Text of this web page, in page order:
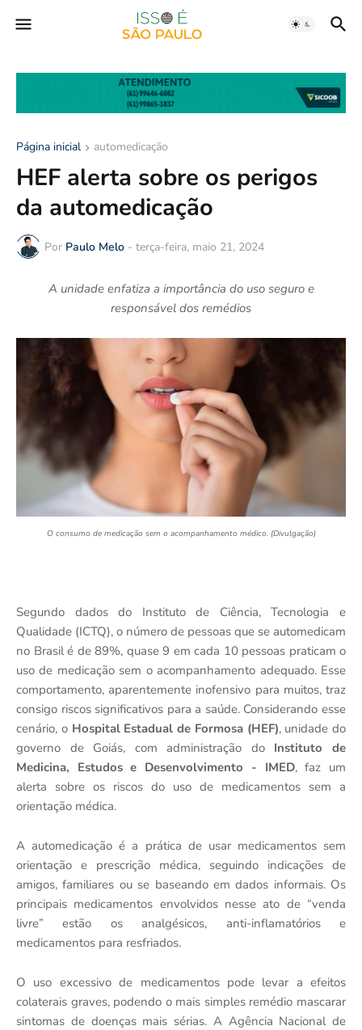
Página inicial automedicação
HEF alerta sobre os perigos
da automedicação
Por Paulo Melo - terça-feira, maio 21, 2024
A unidade enfatiza a importância do uso seguro e
responsável dos remédios
O consumo de medicação sem o acompanhamento médico. (Divulgação)
Segundo dados do Instituto de Ciência, Tecnologia e
Qualidade (ICTQ), o número de pessoas que se automedicam
no Brasil é de 89%, quase 9 em cada 10 pessoas praticam o
uso de medicação sem o acompanhamento adequado. Esse
comportamento, aparentemente inofensivo para muitos, traz
consigo riscos significativos para a saúde. Considerando esse
cenário, o Hospital Estadual de Formosa (HEF), unidade do
governo de Goiás, com administração do Instituto de
Medicina, Estudos e Desenvolvimento - IMED, faz um
alerta sobre os riscos do uso de medicamentos sem a
orientação médica.
A automedicação é a prática de usar medicamentos sem
orientação e prescrição médica, seguindo indicações de
amigos, familiares ou se baseando em dados informais. Os
principais medicamentos envolvidos nesse ato de “venda
livre” estão os analgésicos, anti-inflamatórios e
medicamentos para resfriados.
O uso excessivo de medicamentos pode levar a efeitos
colaterais graves, podendo o mais simples remédio mascarar
sintomas de doenças mais sérias. A Agência Nacional de